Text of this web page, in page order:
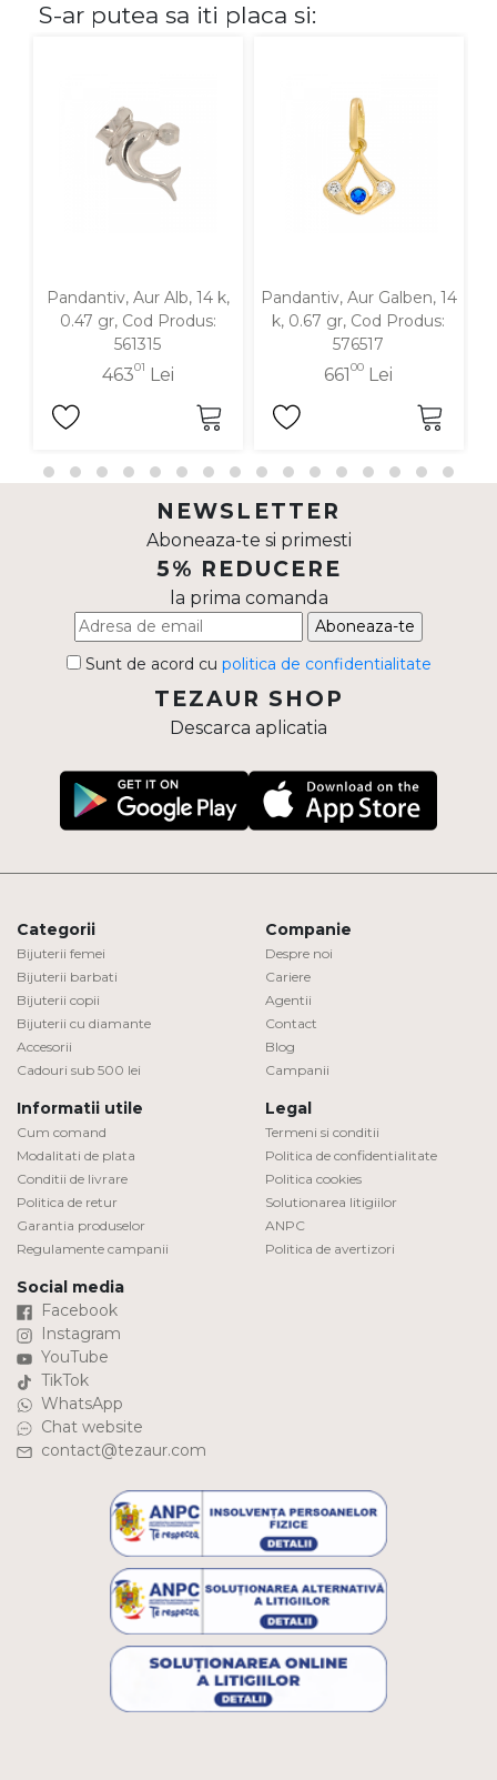
Cu pietre
S-ar putea sa iti placa si:
Pandantiv, Aur Alb, 14 k,
0.47 gr, Cod Produs:
561315
46301 Lei
Pandantiv, Aur Galben, 14
k, 0.67 gr, Cod Produs:
576517
66100 Lei
NEWSLETTER
Aboneaza-te si primesti
5% REDUCERE
la prima comanda
Aboneaza-te
Sunt de acord cu politica de confidentialitate
TEZAUR SHOP
Descarca aplicatia
Categorii
Bijuterii femei
Bijuterii barbati
Bijuterii copii
Bijuterii cu diamante
Accesorii
Cadouri sub 500 lei
Companie
Despre noi
Cariere
Agentii
Contact
Blog
Campanii
Informatii utile
Cum comand
Modalitati de plata
Conditii de livrare
Politica de retur
Garantia produselor
Regulamente campanii
Legal
Termeni si conditii
Politica de confidentialitate
Politica cookies
Solutionarea litigiilor
ANPC
Politica de avertizori
Social media
Facebook
Instagram
YouTube
TikTok
WhatsApp
Chat website
contact@tezaur.com